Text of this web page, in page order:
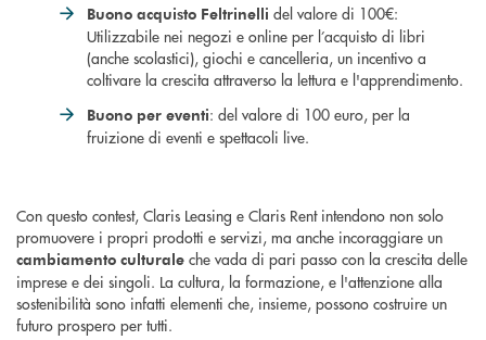
Buono acquisto Feltrinelli del valore di 100€:
Utilizzabile nei negozi e online per l’acquisto di libri
(anche scolastici), giochi e cancelleria, un incentivo a
coltivare la crescita attraverso la lettura e l'apprendimento.
Buono per eventi: del valore di 100 euro, per la
fruizione di eventi e spettacoli live.
Con questo contest, Claris Leasing e Claris Rent intendono non solo
promuovere i propri prodotti e servizi, ma anche incoraggiare un
cambiamento culturale che vada di pari passo con la crescita delle
imprese e dei singoli. La cultura, la formazione, e l'attenzione alla
sostenibilità sono infatti elementi che, insieme, possono costruire un
futuro prospero per tutti.